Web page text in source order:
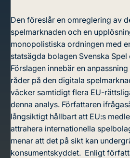
Den föreslår en omreglering av
spelmarknaden och en
monopolistiska ordningen med
statsägda bolagen Svenska
Förslagen innebär en
råder på den digitala
väcker samtidigt flera EU-
denna analys. Författaren
långsiktigt hållbart att EU:s
attrahera internationella
menar att det på sikt kan
konsumentskyddet. Enligt